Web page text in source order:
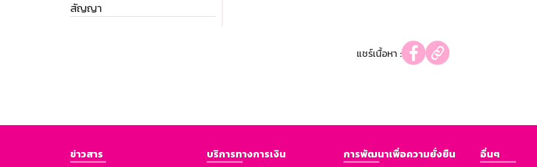
สัญญา
แชร์เนื้อหา :
ข่าวสาร
บริการทางการเงิน
การพัฒนาเพื่อความยั่งยืน
อื่นๆ